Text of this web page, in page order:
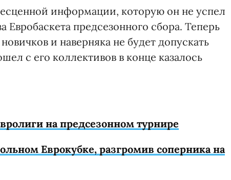
информации, которую он не успел
Евробаскета предсезонного сбора. Теперь
и наверняка не будет допускать
с его коллективов в конце казалось
на предсезонном турнире
Еврокубке, разгромив соперника на